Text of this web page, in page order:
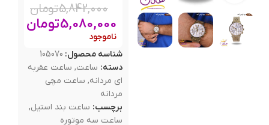
5,842,000تومان
5,080,000تومان
ناموجود
شناسه محصول: 105070
دسته: ساعت, ساعت عقربه
ای مردانه, ساعت مچی
مردانه
برچسب: ساعت بند استیل,
ساعت سه موتوره